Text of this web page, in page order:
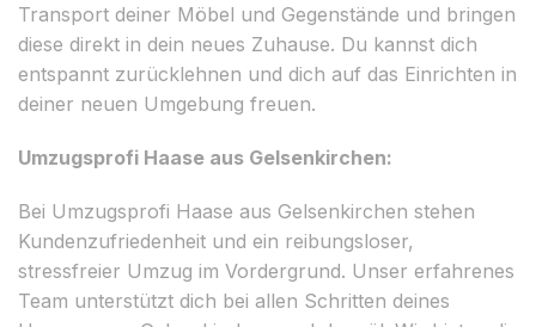
Transport deiner Möbel und Gegenstände und bringen
diese direkt in dein neues Zuhause. Du kannst dich
entspannt zurücklehnen und dich auf das Einrichten in
deiner neuen Umgebung freuen.
Umzugsprofi Haase aus Gelsenkirchen:
Bei Umzugsprofi Haase aus Gelsenkirchen stehen
Kundenzufriedenheit und ein reibungsloser,
stressfreier Umzug im Vordergrund. Unser erfahrenes
Team unterstützt dich bei allen Schritten deines